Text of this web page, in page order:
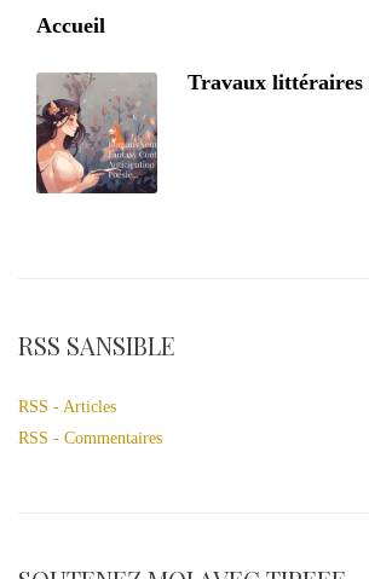
Accueil
Travaux littéraires
RSS SANSIBLE
RSS - Articles
RSS - Commentaires